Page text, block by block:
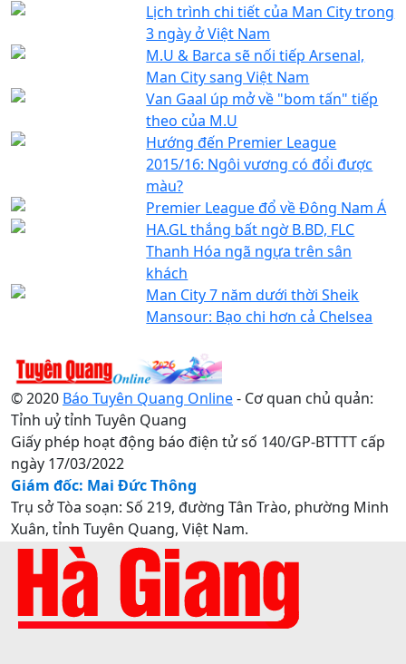
Lịch trình chi tiết của Man City trong
3 ngày ở Việt Nam
M.U & Barca sẽ nối tiếp Arsenal,
Man City sang Việt Nam
Van Gaal úp mở về "bom tấn" tiếp
theo của M.U
Hướng đến Premier League
2015/16: Ngôi vương có đổi được
màu?
Premier League đổ về Đông Nam Á
HA.GL thắng bất ngờ B.BD, FLC
Thanh Hóa ngã ngựa trên sân
khách
Man City 7 năm dưới thời Sheik
Mansour: Bạo chi hơn cả Chelsea
© 2020 Báo Tuyên Quang Online- Cơ quan chủ quản:
Tỉnh uỷ tỉnh Tuyên Quang
Giấy phép hoạt động báo điện tử số 140/GP-BTTTT cấp
ngày 17/03/2022
Giám đốc: Mai Đức Thông
Trụ sở Tòa soạn: Số 219, đường Tân Trào, phường Minh
Xuân, tỉnh Tuyên Quang, Việt Nam.
Điện thoại: 0207.3822820 - 0207.3817155 / Fax:
0207.3822821 - Email:
baotuyenquang.com.vn@gmail.com